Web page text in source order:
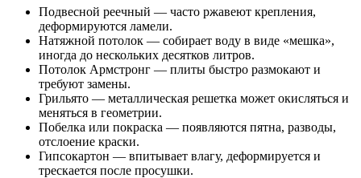
Подвесной реечный — часто ржавеют крепления,
деформируются ламели.
Натяжной потолок — собирает воду в виде «мешка»,
иногда до нескольких десятков литров.
Потолок Армстронг — плиты быстро размокают и
требуют замены.
Грильято — металлическая решетка может окисляться и
меняться в геометрии.
Побелка или покраска — появляются пятна, разводы,
отслоение краски.
Гипсокартон — впитывает влагу, деформируется и
трескается после просушки.